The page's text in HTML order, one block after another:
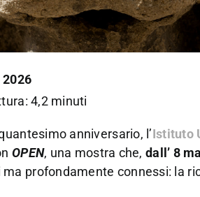
2026
4,2 minuti
anniversario, l’Istituto
OPEN, una mostra che, dall’ 8
profondamente connessi: la